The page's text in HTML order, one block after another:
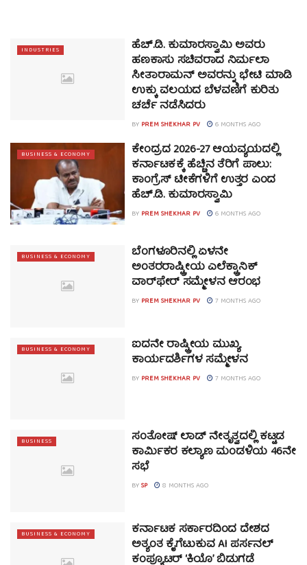
INDUSTRIES ಹೆಚ್.ಡಿ. ಕುಮಾರಸ್ವಾಮಿ ಅವರು
ಹಣಕಾಸು ಸಚಿವರಾದ ನಿರ್ಮಲಾ
ಸೀತಾರಾಮನ್ ಅವರನ್ನು ಭೇಟಿ ಮಾಡಿ
ಉಕ್ಕು ವಲಯದ ಬೆಳವಣಿಗೆ ಕುರಿತು
ಚರ್ಚೆ ನಡೆಸಿದರು
BY PREM SHEKHAR PV 6 MONTHS AGO
BUSINESS & ECONOMY ಕೇಂದ್ರದ 2026-27 ಆಯವ್ಯಯದಲ್ಲಿ
ಕರ್ನಾಟಕಕ್ಕೆ ಹೆಚ್ಚಿನ ತೆರಿಗೆ ಪಾಲು:
ಕಾಂಗ್ರೆಸ್ ಟೀಕೆಗಳಿಗೆ ಉತ್ತರ ಎಂದ
ಹೆಚ್.ಡಿ. ಕುಮಾರಸ್ವಾಮಿ
BY PREM SHEKHAR PV 6 MONTHS AGO
BUSINESS & ECONOMY ಬೆಂಗಳೂರಿನಲ್ಲಿ ಏಳನೇ
ಅಂತರರಾಷ್ಟ್ರೀಯ ಎಲೆಕ್ಟ್ರಾನಿಕ್
ವಾರ್‌ಫೇರ್ ಸಮ್ಮೇಳನ ಆರಂಭ
BY PREM SHEKHAR PV 7 MONTHS AGO
BUSINESS & ECONOMY ಐದನೇ ರಾಷ್ಟ್ರೀಯ ಮುಖ್ಯ
ಕಾರ್ಯದರ್ಶಿಗಳ ಸಮ್ಮೇಳನ
BY PREM SHEKHAR PV 7 MONTHS AGO
BUSINESS ಸಂತೋಷ್ ಲಾಡ್ ನೇತೃತ್ವದಲ್ಲಿ ಕಟ್ಟಡ
ಕಾರ್ಮಿಕರ ಕಲ್ಯಾಣ ಮಂಡಳಿಯ 46ನೇ
ಸಭೆ
BYSP 8 MONTHS AGO
BUSINESS & ECONOMY ಕರ್ನಾಟಕ ಸರ್ಕಾರದಿಂದ ದೇಶದ
ಅತ್ಯಂತ ಕೈಗೆಟುಕುವ AI ಪರ್ಸನಲ್
ಕಂಪ್ಯೂಟರ್ ‘ಕಿಯೊ’ ಬಿಡುಗಡೆ